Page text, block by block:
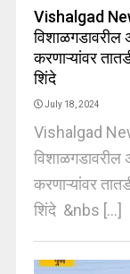
Vishalgad
विशाळगडावरील
करणाऱ्यांवर
शिंदे
July 18, 2024
Vishalgad
विशाळगडावरील
करणाऱ्यांवर
शिंदे &nbs [...]